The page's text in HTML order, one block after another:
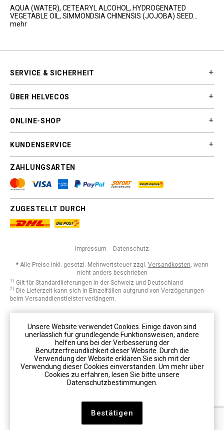
AQUA (WATER), CETEARYL ALCOHOL, HYDROGENATED
VEGETABLE OIL, SIMMONDSIA CHINENSIS (JOJOBA) SEED...
mehr
SERVICE & SICHERHEIT
ÜBER HELVECOS
ONLINE-SHOP
KUNDENSERVICE
ZAHLUNGSARTEN
ZUGESTELLT DURCH
Impressum Datenschutz
* Alle Preise inkl. gesetzl. Mehrwertsteuer zzgl. Versandkosten , wenn
nicht anders beschrieben
1) Gilt für Standardlieferungen in der Schweiz und Deutschland
2) Die Lieferzeit kann sich in Einzelfällen aufgrund von Verzögerungen
beim Versanddienstleister verlängern.
Unsere Website verwendet Cookies. Einige davon sind
unerlässlich für grundlegende Funktionsweisen, andere
helfen uns bei der Verbesserung der
Benutzerfreundlichkeit dieser Website. Durch die
Verwendung der Website erklären Sie sich mit der
Verwendung dieser Cookies einverstanden. Um mehr über
Cookies zu erfahren, lesen Sie bitte unsere
Datenschutzbestimmungen.
Bestätigen